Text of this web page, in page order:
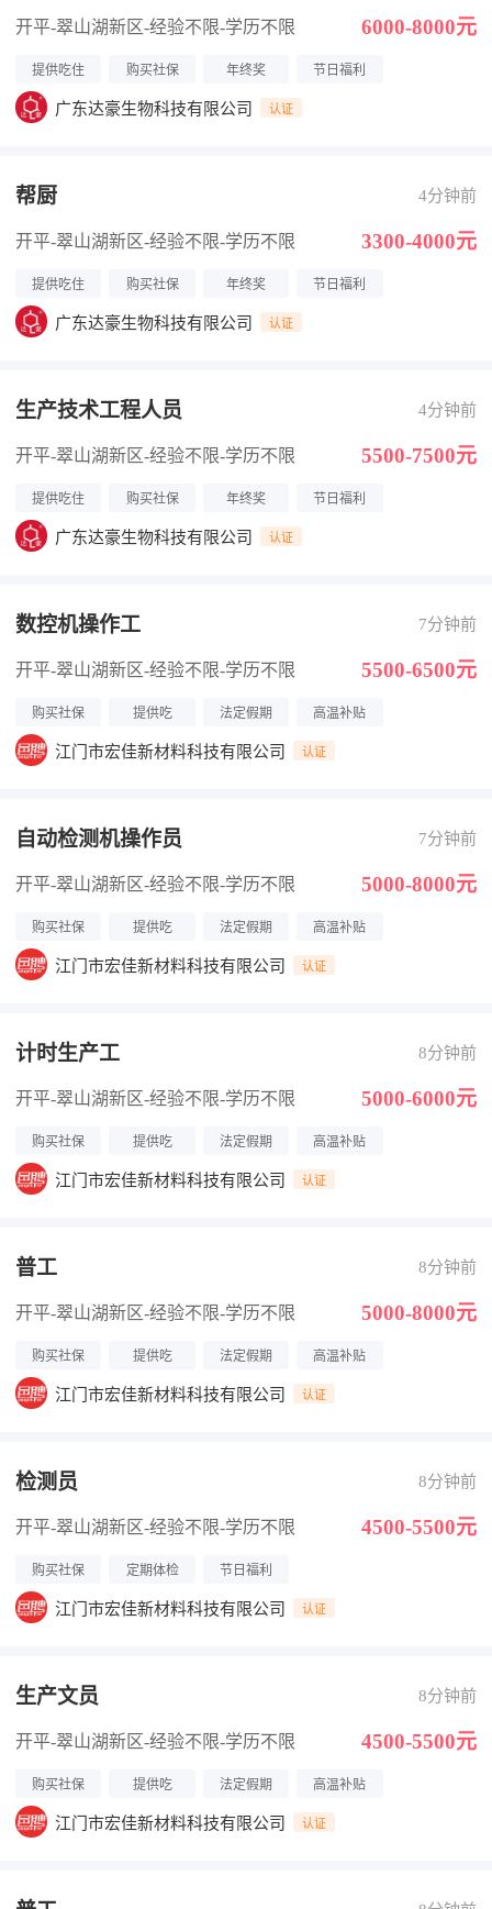
开平-翠山湖新区-经验不限-学历不限 6000-8000元
提供吃住 购买社保 年终奖 节日福利
广东达豪生物科技有限公司 认证
帮厨 4分钟前
开平-翠山湖新区-经验不限-学历不限 3300-4000元
提供吃住 购买社保 年终奖 节日福利
广东达豪生物科技有限公司 认证
生产技术工程人员 4分钟前
开平-翠山湖新区-经验不限-学历不限 5500-7500元
提供吃住 购买社保 年终奖 节日福利
广东达豪生物科技有限公司 认证
数控机操作工 7分钟前
开平-翠山湖新区-经验不限-学历不限 5500-6500元
购买社保 提供吃 法定假期 高温补贴
江门市宏佳新材料科技有限公司 认证
自动检测机操作员 7分钟前
开平-翠山湖新区-经验不限-学历不限 5000-8000元
购买社保 提供吃 法定假期 高温补贴
江门市宏佳新材料科技有限公司 认证
计时生产工 8分钟前
开平-翠山湖新区-经验不限-学历不限 5000-6000元
购买社保 提供吃 法定假期 高温补贴
江门市宏佳新材料科技有限公司 认证
普工 8分钟前
开平-翠山湖新区-经验不限-学历不限 5000-8000元
购买社保 提供吃 法定假期 高温补贴
江门市宏佳新材料科技有限公司 认证
检测员 8分钟前
开平-翠山湖新区-经验不限-学历不限 4500-5500元
购买社保 定期体检 节日福利
江门市宏佳新材料科技有限公司 认证
生产文员 8分钟前
开平-翠山湖新区-经验不限-学历不限 4500-5500元
购买社保 提供吃 法定假期 高温补贴
江门市宏佳新材料科技有限公司 认证